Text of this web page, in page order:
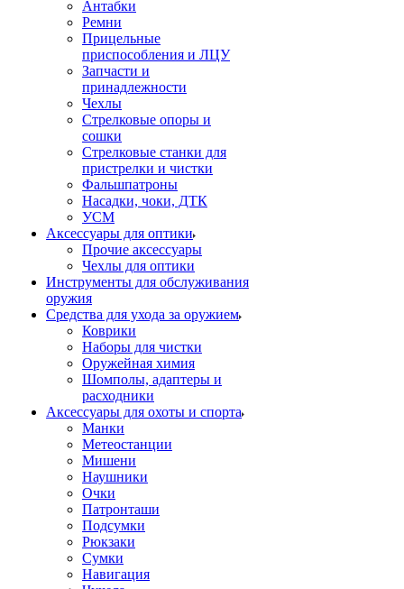
Антабки
Ремни
Прицельные
приспособления и ЛЦУ
Запчасти и
принадлежности
Чехлы
Стрелковые опоры и
сошки
Стрелковые станки для
пристрелки и чистки
Фальшпатроны
Насадки, чоки, ДТК
УСМ
Аксессуары для оптики
Прочие аксессуары
Чехлы для оптики
Инструменты для обслуживания
оружия
Средства для ухода за оружием
Коврики
Наборы для чистки
Оружейная химия
Шомполы, адаптеры и
расходники
Аксессуары для охоты и спорта
Манки
Метеостанции
Мишени
Наушники
Очки
Патронташи
Подсумки
Рюкзаки
Сумки
Навигация